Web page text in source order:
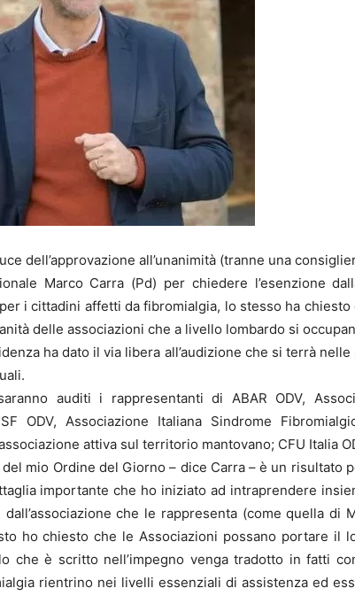
dell’approvazione all’unanimità (tranne una
Marco Carra (Pd) per chiedere l’esenzione
i cittadini affetti da fibromialgia, lo stesso ha chiesto
delle associazioni che a livello lombardo si
ha dato il via libera all’audizione che si terrà
auditi i rappresentanti di ABAR ODV,
ODV, Associazione Italiana Sindrome
attiva sul territorio mantovano; CFU Italia
del mio Ordine del Giorno – dice Carra – è un risultato
importante che ho iniziato ad intraprendere
che le rappresenta (come quella di
ho chiesto che le Associazioni possano portare il
che è scritto nell’impegno venga tradotto in fatti
rientrino nei livelli essenziali di assistenza ed